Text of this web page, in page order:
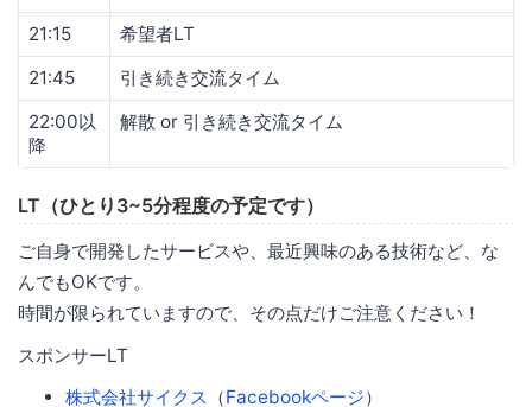
21:15
希望者LT
21:45
引き続き交流タイム
22:00以
降
解散 or 引き続き交流タイム
LT（ひとり3~5分程度の予定です）
ご自身で開発したサービスや、最近興味のある技術など、な
んでもOKです。
時間が限られていますので、その点だけご注意ください！
スポンサーLT
株式会社サイクス （Facebookページ）